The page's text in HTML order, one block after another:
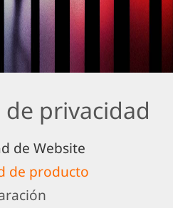
de privacidad
de Website
de producto